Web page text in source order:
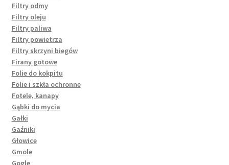
Filtry odmy
Filtry oleju
Filtry paliwa
Filtry powietrza
Filtry skrzyni biegów
Firany gotowe
Folie do kokpitu
Folie i szkła ochronne
Fotele, kanapy
Gąbki do mycia
Gałki
Gaźniki
Głowice
Gmole
Gogle